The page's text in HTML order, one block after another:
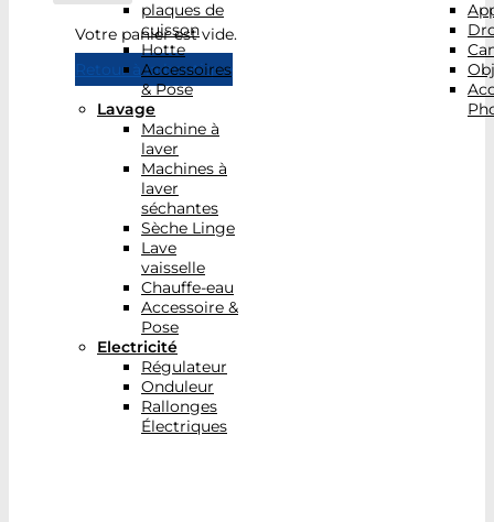
Votre panier est vide.
Retour à la boutique
plaques de
cuisson
Hotte
Accessoires
& Pose
Lavage
Machine à
laver
Machines à
laver
séchantes
Sèche Linge
Lave
vaisselle
Chauffe-eau
Accessoire &
Pose
Electricité
Régulateur
Onduleur
Rallonges
Électriques